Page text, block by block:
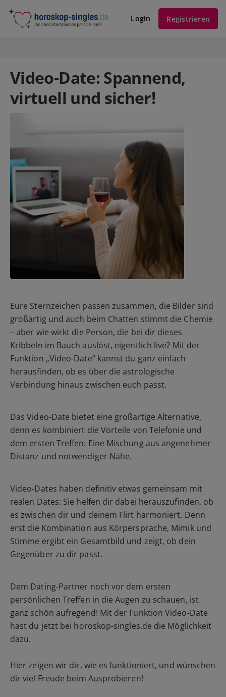
Login Registrieren
Video-Date: Spannend,
virtuell und sicher!
Eure Sternzeichen passen zusammen, die Bilder sind
großartig und auch beim Chatten stimmt die Chemie
– aber wie wirkt die Person, die bei dir dieses
Kribbeln im Bauch auslöst, eigentlich live? Mit der
Funktion „Video-Date“ kannst du ganz einfach
herausfinden, ob es über die astrologische
Verbindung hinaus zwischen euch passt.
Das Video-Date bietet eine großartige Alternative,
denn es kombiniert die Vorteile von Telefonie und
dem ersten Treffen: Eine Mischung aus angenehmer
Distanz und notwendiger Nähe.
Video-Dates haben definitiv etwas gemeinsam mit
realen Dates: Sie helfen dir dabei herauszufinden, ob
es zwischen dir und deinem Flirt harmoniert. Denn
erst die Kombination aus Körpersprache, Mimik und
Stimme ergibt ein Gesamtbild und zeigt, ob dein
Gegenüber zu dir passt.
Dem Dating-Partner noch vor dem ersten
persönlichen Treffen in die Augen zu schauen, ist
ganz schön aufregend! Mit der Funktion Video-Date
hast du jetzt bei horoskop-singles.de die Möglichkeit
dazu.
Hier zeigen wir dir, wie esfunktioniert, und wünschen
dir viel Freude beim Ausprobieren!